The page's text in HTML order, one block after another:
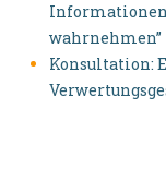
wahrnehmen”
Konsultation: